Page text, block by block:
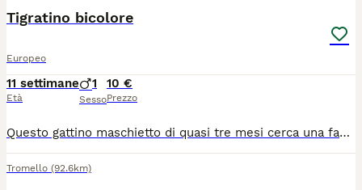
Tigratino bicolore
Europeo
11 settimane
Età
1
Sesso
10 €
Prezzo
Questo gattino maschietto di quasi tre mesi cerca una famiglia che lho ami per sempre. E stato gia spulciato e sverminatoe e sta usando benissimo la lettiera. Si trova a Pavia. Per chi fosse interessato mi potrebbe chiamare al numero 3338361639 Nicoletta.
Tromello (92.6km)